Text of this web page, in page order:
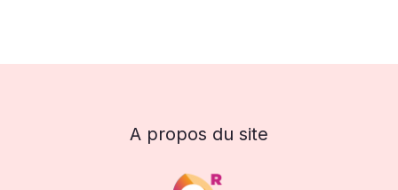
A propos du site